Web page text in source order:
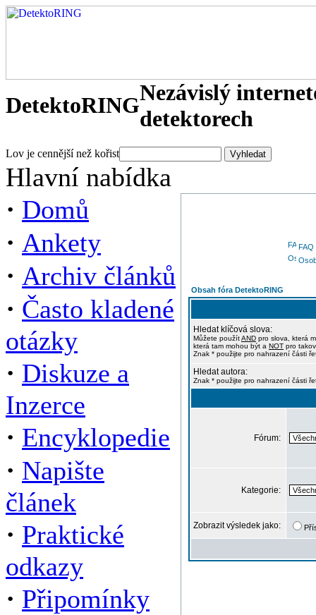
DetektoRINGNezávislý
detektorech
Lov je cennější než kořist
Hlavní nabídka
· Domů
· Ankety
· Archiv článků
· Často kladené
otázky
· Diskuze a
Inzerce
· Encyklopedie
· Napište
článek
· Praktické
odkazy
· Připomínky
FAQ
Obsah fóra DetektoRING
Hledat klíčová slova:
Můžete použítAND pro slova, která
která tam mohou být a NOT pro
Znak * použijte pro nahrazení části
Hledat autora:
Znak * použijte pro nahrazení části
Fórum:
Kategorie:
Zobrazit výsledek jako: